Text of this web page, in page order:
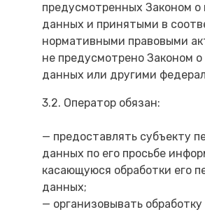
предусмотренных Законом о
данных и принятыми в
нормативными правовыми
не предусмотрено Законом
данных или другими
3.2. Оператор обязан:
— предоставлять субъекту
данных по его просьбе
касающуюся обработки его
данных;
— организовывать